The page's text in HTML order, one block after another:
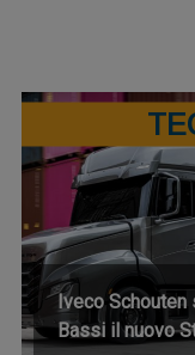
Iveco Schouten
Bassi il nuovo